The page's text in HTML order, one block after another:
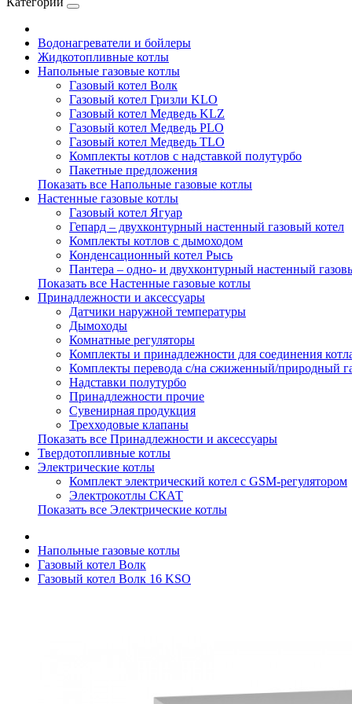
Водонагреватели и бойлеры
Жидкотопливные котлы
Напольные газовые котлы
Газовый котел Волк
Газовый котел Гризли KLO
Газовый котел Медведь KLZ
Газовый котел Медведь PLO
Газовый котел Медведь TLO
Комплекты котлов с надставкой полутурбо
Пакетные предложения
Показать все Напольные газовые котлы
Настенные газовые котлы
Газовый котел Ягуар
Гепард – двухконтурный настенный газовый котел
Комплекты котлов с дымоходом
Конденсационный котел Рысь
Пантера – одно- и двухконтурный настенный
Показать все Настенные газовые котлы
Принадлежности и аксессуары
Датчики наружной температуры
Дымоходы
Комнатные регуляторы
Комплекты и принадлежности для соединения
Комплекты перевода с/на сжиженный/природный
Надставки полутурбо
Принадлежности прочие
Сувенирная продукция
Трехходовые клапаны
Показать все Принадлежности и аксессуары
Твердотопливные котлы
Электрические котлы
Комплект электрический котел с GSM-регулятором
Электрокотлы СКАТ
Показать все Электрические котлы
Напольные газовые котлы
Газовый котел Волк
Газовый котел Волк 16 KSO